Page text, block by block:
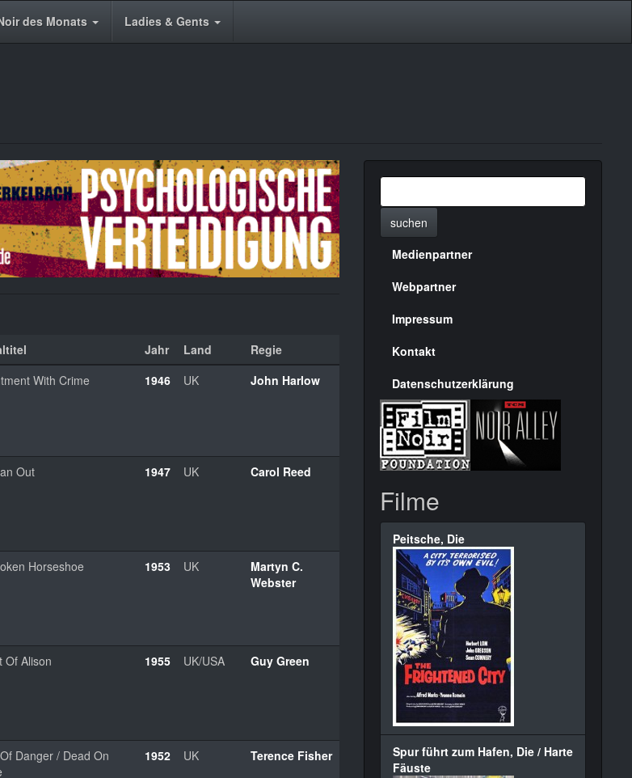
des Monats Ladies & Gents
Jahr Land Regie
With Crime 1946 UK John Harlow
Out 1947 UK Carol Reed
Horseshoe 1953 UK
Martyn C.
Webster
Of Alison 1955 UK/USA Guy Green
Danger / Dead On
1952 UK Terence Fisher
suchen
Menülinks
rechte
Seite
Medienpartner
Webpartner
Impressum
Kontakt
Datenschutzerklärung
Filme
Peitsche, Die
Spur führt zum Hafen, Die / Harte
Fäuste